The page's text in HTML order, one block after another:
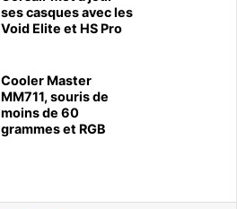
ses casques avec les
Void Elite et HS Pro
Cooler Master
MM711, souris de
moins de 60
grammes et RGB